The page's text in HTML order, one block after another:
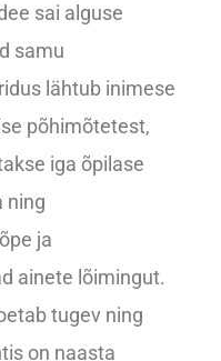
sai alguse
samu
lähtub inimese
põhimõtetest,
iga õpilase
ning
ja
ainete lõimingut.
tugev ning
on naasta